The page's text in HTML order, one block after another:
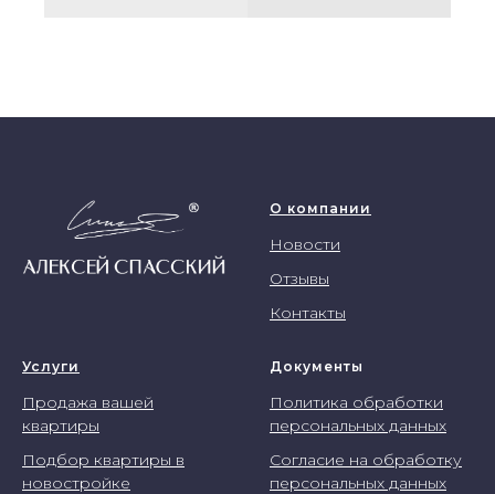
О компании
Новости
Отзывы
Контакты
Услуги
Продажа вашей
квартиры
Подбор квартиры в
новостройке
Документы
Политика обработки
персональных данных
Согласие на обработку
персональных данных